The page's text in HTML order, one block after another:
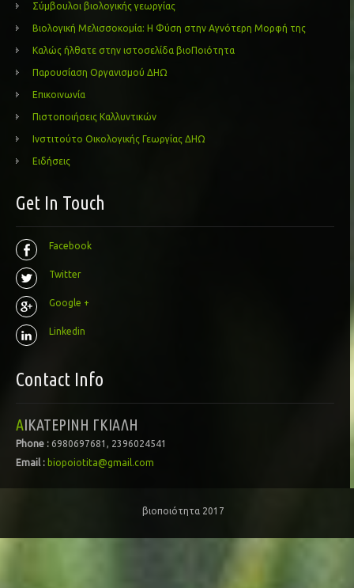
Σύμβουλοι βιολογικής γεωργίας
Βιολογική Μελισσοκομία: Η Φύση στην Αγνότερη Μορφή της
Καλώς ήλθατε στην ιστοσελίδα βιοΠοιότητα
Παρουσίαση Οργανισμού ΔΗΩ
Επικοινωνία
Πιστοποιήσεις Καλλυντικών
Ινστιτούτο Οικολογικής Γεωργίας ΔΗΩ
Ειδήσεις
Get In Touch
Facebook
Twitter
Google +
Linkedin
Contact Info
ΑΙΚΑΤΕΡΙΝΗ ΓΚΙΑΛΗ
Phone : 6980697681, 2396024541
Email : biopoiotita@gmail.com
βιοποιότητα 2017